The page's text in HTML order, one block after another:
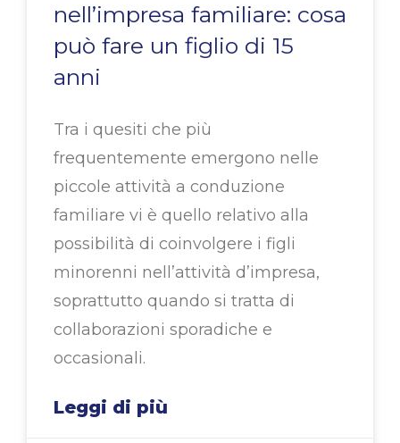
nell’impresa familiare: cosa
può fare un figlio di 15
anni
Tra i quesiti che più
frequentemente emergono nelle
piccole attività a conduzione
familiare vi è quello relativo alla
possibilità di coinvolgere i figli
minorenni nell’attività d’impresa,
soprattutto quando si tratta di
collaborazioni sporadiche e
occasionali.
Leggi di più